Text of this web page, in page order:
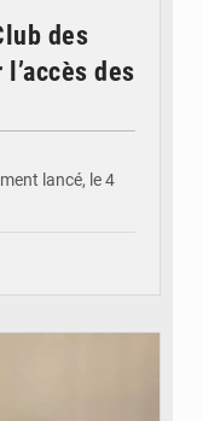
des
des
lancé, le 4